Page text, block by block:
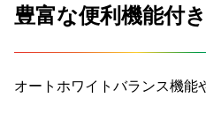
豊富な便利機能付き
オートホワイトバランス機能